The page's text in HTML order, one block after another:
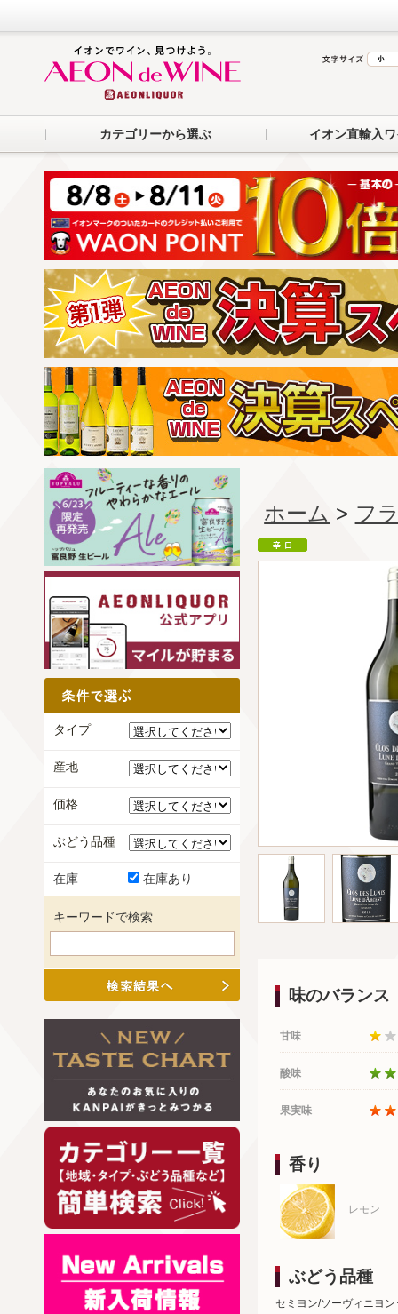
カテゴリーから選ぶ イオン直輸入
ホーム > フ
味のバランス
甘味
酸味
果実味
香り
レモン
ぶどう品種
セミヨン/ソーヴィニヨン
タイプ
産地
価格
ぶどう品種
在庫 在庫あり
キーワードで検索